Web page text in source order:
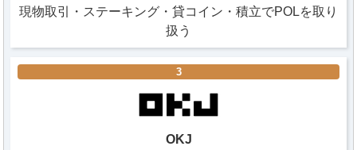
現物取引・ステーキング・貸コイン・積立でPOLを取り
扱う
3
OKJ